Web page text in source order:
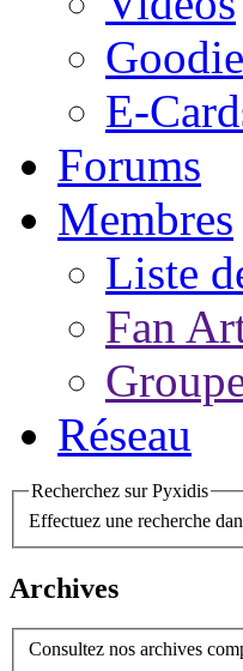
E-
Forums
Membres
Liste
Fan
Réseau
Recherchez sur Pyxidis
Effectuez une recherche
Archives
Consultez nos archives